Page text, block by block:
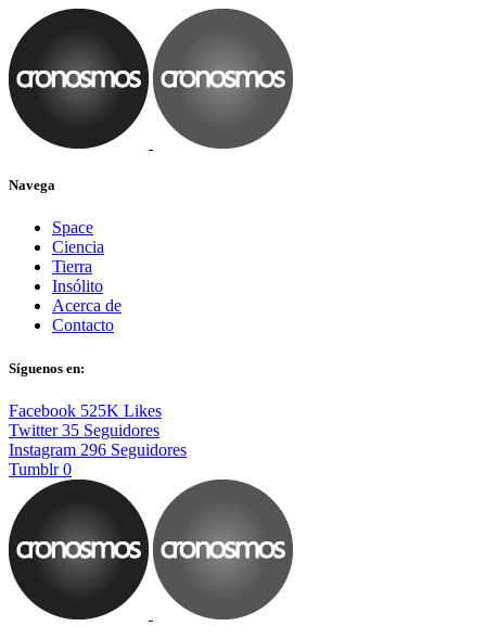
Navega
Space
Ciencia
Tierra
Insólito
Acerca de
Contacto
Síguenos en:
Facebook 525K Likes
Twitter 35 Seguidores
Instagram 296 Seguidores
Tumblr 0